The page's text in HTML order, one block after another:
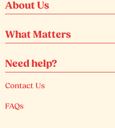
About Us
What Matters
Need help?
Contact Us
FAQs